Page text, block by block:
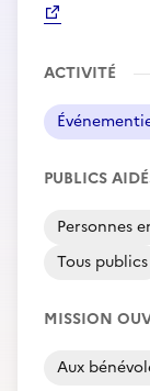
ACTIVITÉ
PUBLICS
Personnes
Tous publics
MISSION
Aux